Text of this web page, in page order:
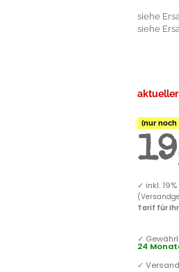
siehe
siehe
aktueller
(nur noch
✓ inkl.
Tarif für
✓
24
✓